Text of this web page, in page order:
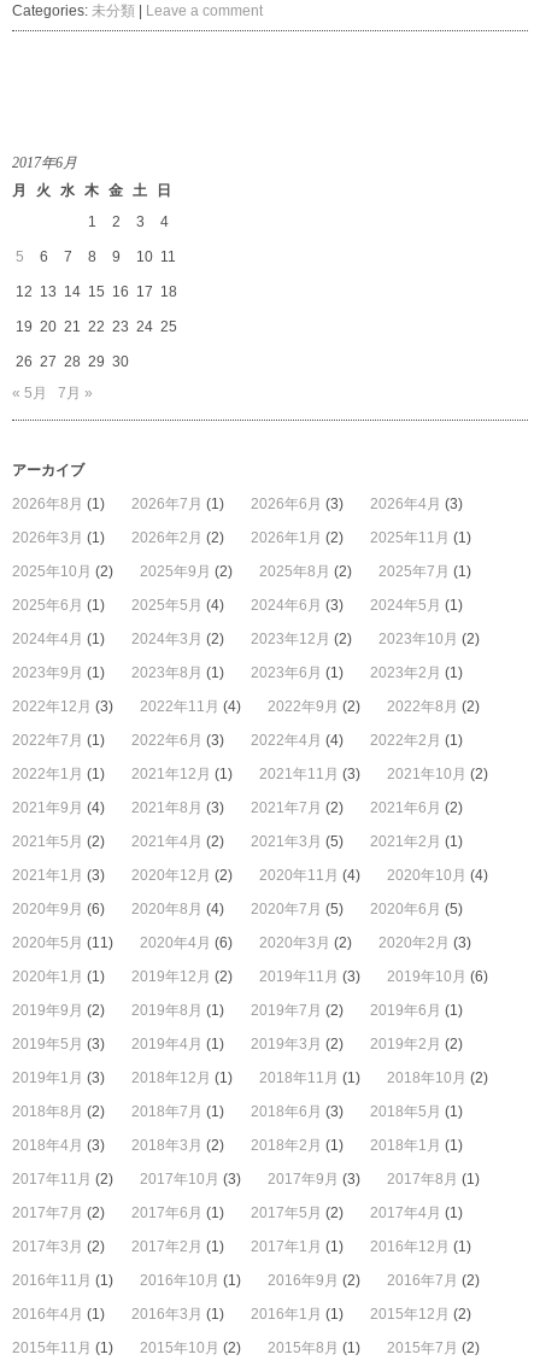
Categories: 未分類 Leave a comment
2017年6月
月
火 水 木 金 土
日
1
2 3 4
5 6 7 8 9 10 11
12 13 14 15 16 17 18
19 20 21 22 23 24 25
26 27 28 29 30
« 5月
7月 »
アーカイブ
2026年8月 (1) 2026年7月 (1) 2026年6月 (3) 2026年4月 (3)
2026年3月 (1) 2026年2月 (2) 2026年1月 (2) 2025年11月 (1)
2025年10月 (2) 2025年9月 (2) 2025年8月 (2) 2025年7月 (1)
2025年6月 (1) 2025年5月 (4) 2024年6月 (3) 2024年5月 (1)
2024年4月 (1) 2024年3月 (2) 2023年12月 (2) 2023年10月 (2)
2023年9月 (1) 2023年8月 (1) 2023年6月 (1) 2023年2月 (1)
2022年12月 (3) 2022年11月 (4) 2022年9月 (2) 2022年8月 (2)
2022年7月 (1) 2022年6月 (3) 2022年4月 (4) 2022年2月 (1)
2022年1月 (1) 2021年12月 (1) 2021年11月 (3) 2021年10月 (2)
2021年9月 (4) 2021年8月 (3) 2021年7月 (2) 2021年6月 (2)
2021年5月 (2) 2021年4月 (2) 2021年3月 (5) 2021年2月 (1)
2021年1月 (3) 2020年12月 (2) 2020年11月 (4) 2020年10月 (4)
2020年9月 (6) 2020年8月 (4) 2020年7月 (5) 2020年6月 (5)
2020年5月 (11) 2020年4月 (6) 2020年3月 (2) 2020年2月 (3)
2020年1月 (1) 2019年12月 (2) 2019年11月 (3) 2019年10月 (6)
2019年9月 (2) 2019年8月 (1) 2019年7月 (2) 2019年6月 (1)
2019年5月 (3) 2019年4月 (1) 2019年3月 (2) 2019年2月 (2)
2019年1月 (3) 2018年12月 (1) 2018年11月 (1) 2018年10月 (2)
2018年8月 (2) 2018年7月 (1) 2018年6月 (3) 2018年5月 (1)
2018年4月 (3) 2018年3月 (2) 2018年2月 (1) 2018年1月 (1)
2017年11月 (2) 2017年10月 (3) 2017年9月 (3) 2017年8月 (1)
2017年7月 (2) 2017年6月 (1) 2017年5月 (2) 2017年4月 (1)
2017年3月 (2) 2017年2月 (1) 2017年1月 (1) 2016年12月 (1)
2016年11月 (1) 2016年10月 (1) 2016年9月 (2) 2016年7月 (2)
2016年4月 (1) 2016年3月 (1) 2016年1月 (1) 2015年12月 (2)
2015年11月 (1) 2015年10月 (2) 2015年8月 (1) 2015年7月 (2)